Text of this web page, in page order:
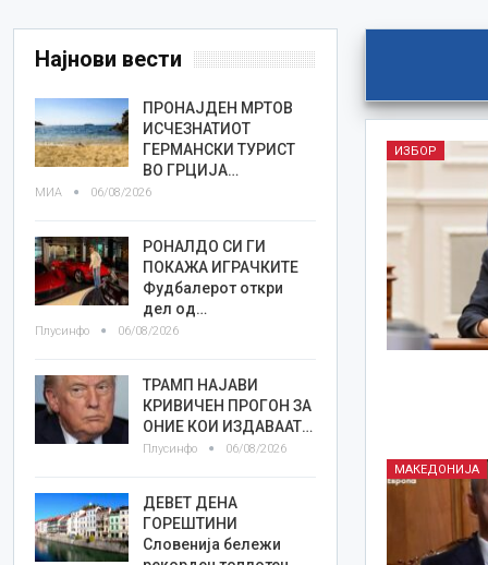
ИЗБОР
МАКЕДОНИЈА
Најнови вести
ПРОНАЈДЕН МРТОВ
ИСЧЕЗНАТИОТ
ГЕРМАНСКИ ТУРИСТ
ВО ГРЦИЈА…
МИА 06/08/2026
РОНАЛДО СИ ГИ
ПОКАЖА ИГРАЧКИТЕ
Фудбалерот откри
дел од…
Плусинфо 06/08/2026
ТРАМП НАЈАВИ
КРИВИЧЕН ПРОГОН ЗА
ОНИЕ КОИ ИЗДАВААТ…
Плусинфо 06/08/2026
ДЕВЕТ ДЕНА
ГОРЕШТИНИ
Словенија бележи